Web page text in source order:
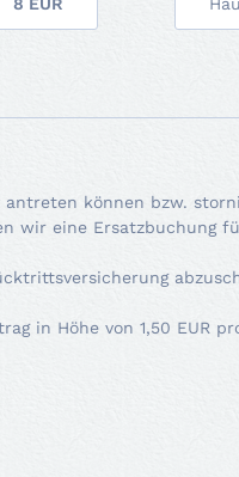
können bzw.
wir eine Ersatzbuchung
in Höhe von 1,50 EUR